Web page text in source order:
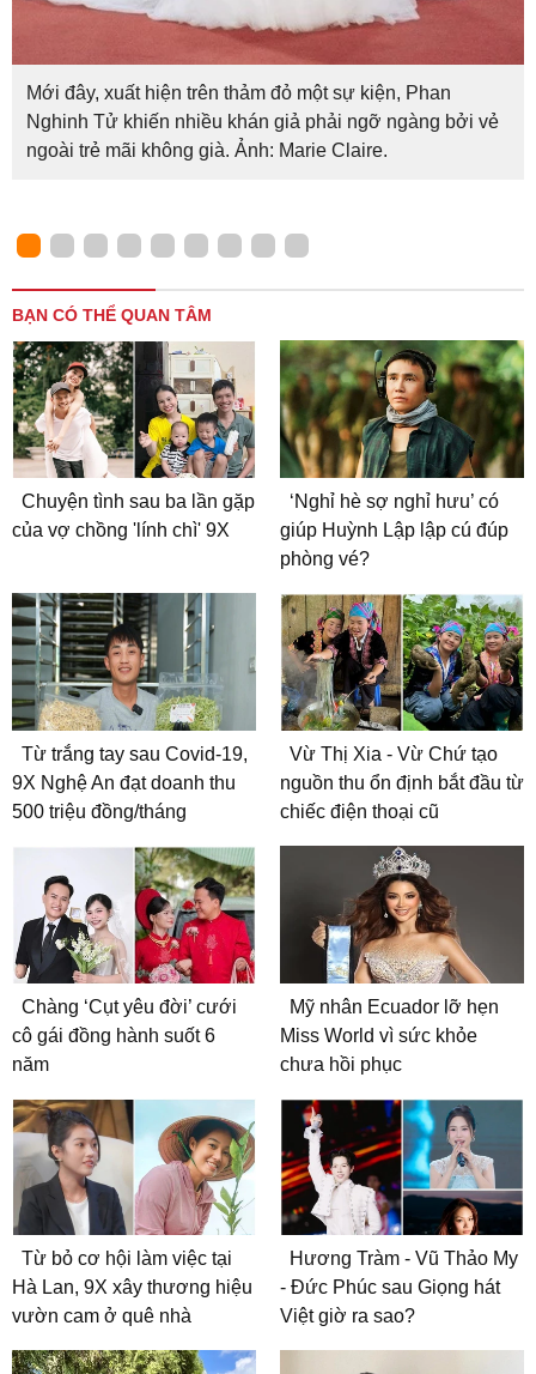
Mới đây, xuất hiện trên thảm đỏ một sự kiện, Phan
Nghinh Tử khiến nhiều khán giả phải ngỡ ngàng bởi vẻ
ngoài trẻ mãi không già. Ảnh: Marie Claire.
BẠN CÓ THỂ QUAN TÂM
Chuyện tình sau ba lần gặp
của vợ chồng 'lính chì' 9X
‘Nghỉ hè sợ nghỉ hưu’ có
giúp Huỳnh Lập lập cú đúp
phòng vé?
Từ trắng tay sau Covid-19,
9X Nghệ An đạt doanh thu
500 triệu đồng/tháng
Vừ Thị Xia - Vừ Chứ tạo
nguồn thu ổn định bắt đầu từ
chiếc điện thoại cũ
Chàng ‘Cụt yêu đời’ cưới
cô gái đồng hành suốt 6
năm
Mỹ nhân Ecuador lỡ hẹn
Miss World vì sức khỏe
chưa hồi phục
Từ bỏ cơ hội làm việc tại
Hà Lan, 9X xây thương hiệu
vườn cam ở quê nhà
Hương Tràm - Vũ Thảo My
- Đức Phúc sau Giọng hát
Việt giờ ra sao?